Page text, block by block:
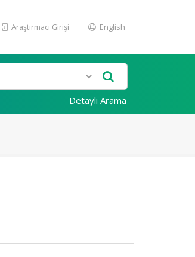
Araştırmacı Girişi English
Detaylı Arama